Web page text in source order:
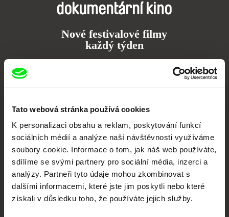
Tato webová stránka používá cookies
K personalizaci obsahu a reklam, poskytování funkcí
sociálních médií a analýze naší návštěvnosti využíváme
soubory cookie. Informace o tom, jak náš web používáte,
sdílíme se svými partnery pro sociální média, inzerci a
analýzy. Partneři tyto údaje mohou zkombinovat s
dalšími informacemi, které jste jim poskytli nebo které
získali v důsledku toho, že používáte jejich služby.
dokumentární kino
Nové festivalové filmy
každý týden
Portál DAFilms.cz je výsledkem tvůrčí spolupráce 7 klíčových evropských
Členové Doc Alliance